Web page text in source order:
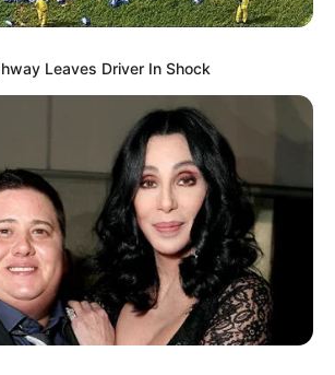
Leaves Driver In Shock